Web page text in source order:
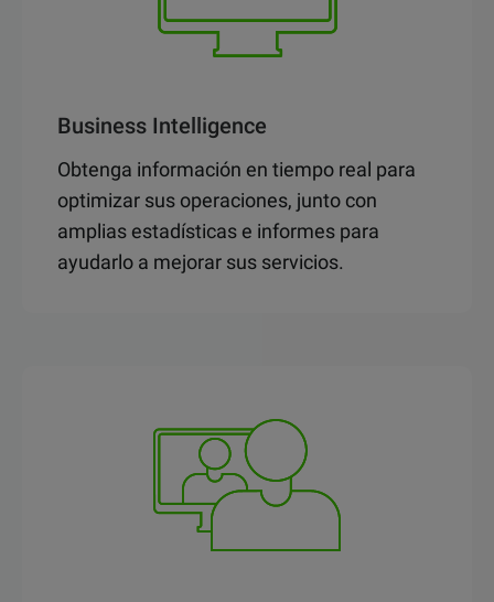
Business Intelligence
Obtenga información en tiempo real para
optimizar sus operaciones, junto con
amplias estadísticas e informes para
ayudarlo a mejorar sus servicios.